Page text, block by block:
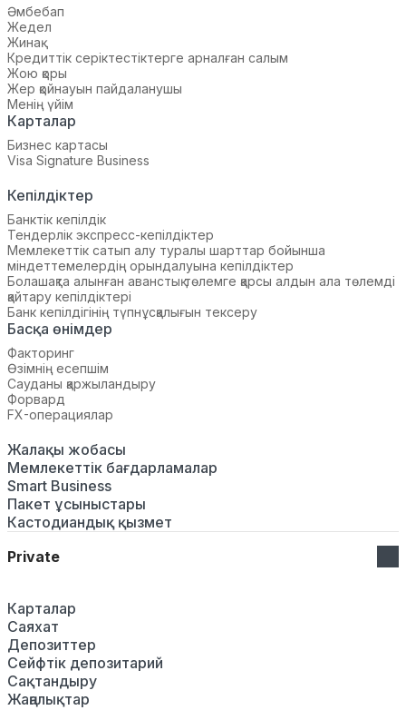
Әмбебап
Жедел
Жинақ
Кредиттік серіктестіктерге арналған салым
Жою қоры
Жер қойнауын пайдаланушы
Менің үйім
Карталар
Бизнес картасы
Visa Signature Business
Кепілдіктер
Банктік кепілдік
Тендерлік экспресс-кепілдіктер
Мемлекеттік сатып алу туралы шарттар бойынша
міндеттемелердің орындалуына кепілдіктер
Болашақта алынған аванстық төлемге қарсы алдын ала төлемді
қайтару кепілдіктері
Банк кепілдігінің түпнұсқалығын тексеру
Басқа өнімдер
Факторинг
Өзімнің есепшім
Сауданы қаржыландыру
Форвард
FX-операциялар
Жалақы жобасы
Мемлекеттік бағдарламалар
Smart Business
Пакет ұсыныстары
Кастодиандық қызмет
Private
Карталар
Саяхат
Депозиттер
Сейфтік депозитарий
Сақтандыру
Жаңалықтар